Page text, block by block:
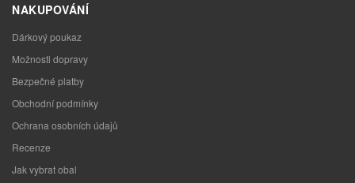
NAKUPOVÁNÍ
Dárkový poukaz
Možnosti dopravy
Bezpečné platby
Obchodní podmínky
Ochrana osobních údajů
Recenze
Jak vybrat obal